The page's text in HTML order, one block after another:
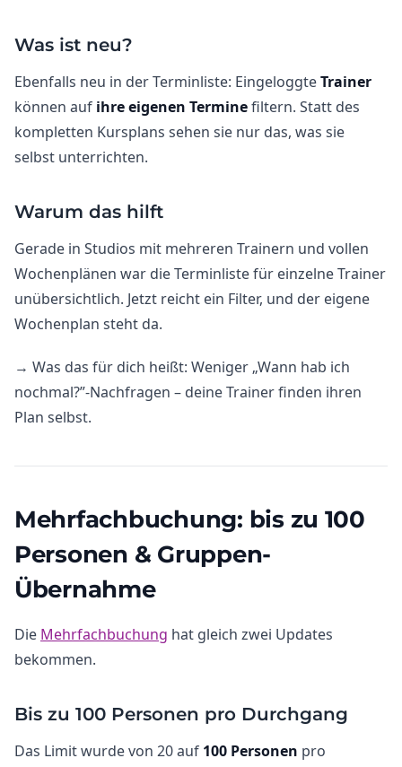
Was ist neu?
Ebenfalls neu in der Terminliste: EingeloggteTrainer
können auf ihre eigenen Terminefiltern. Statt des
kompletten Kursplans sehen sie nur das, was sie
selbst unterrichten.
Warum das hilft
Gerade in Studios mit mehreren Trainern und vollen
Wochenplänen war die Terminliste für einzelne Trainer
unübersichtlich. Jetzt reicht ein Filter, und der eigene
Wochenplan steht da.
→ Was das für dich heißt: Weniger „Wann hab ich
nochmal?”-Nachfragen – deine Trainer finden ihren
Plan selbst.
Mehrfachbuchung: bis zu 100
Personen & Gruppen-
Übernahme
Die Mehrfachbuchung hat gleich zwei Updates
bekommen.
Bis zu 100 Personen pro Durchgang
Das Limit wurde von 20 auf 100 Personen pro